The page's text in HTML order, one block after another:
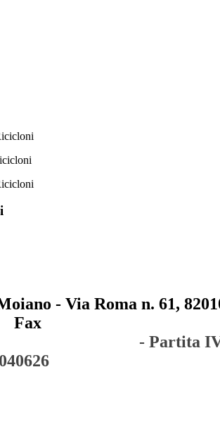
- Via Roma n. 61,
Fax
- Partita